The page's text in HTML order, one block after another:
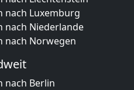
nach Luxemburg
nach Niederlande
nach Norwegen
nach Berlin